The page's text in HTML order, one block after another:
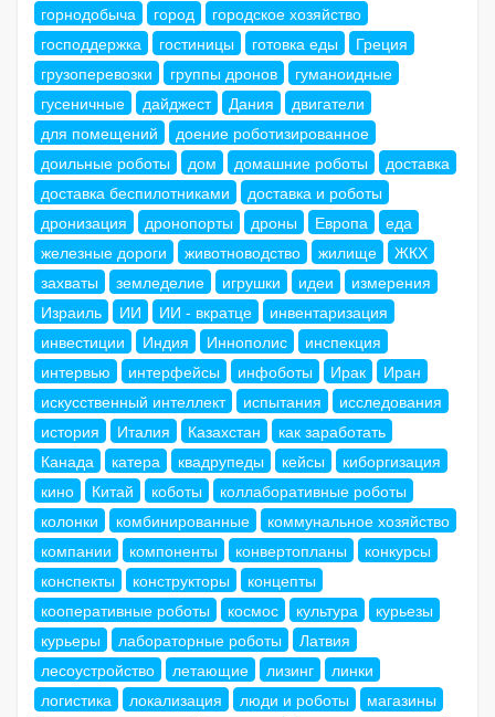
горнодобыча
город
городское хозяйство
господдержка
гостиницы готовка еды
Греция
грузоперевозки
группы дронов
гуманоидные
гусеничные
дайджест Дания
двигатели
для помещений
доение роботизированное
доильные роботы
дом домашние роботы
доставка
доставка беспилотниками
доставка и роботы
дронизация
дронопорты дроны Европа
еда
железные дороги
животноводство жилище
ЖКХ
захваты
земледелие игрушки идеи
измерения
Израиль
ИИ ИИ - вкратце
инвентаризация
инвестиции
Индия Иннополис
инспекция
интервью
интерфейсы инфоботы Ирак
Иран
искусственный интеллект
испытания
исследования
история
Италия Казахстан
как заработать
Канада
катера квадрупеды кейсы
киборгизация
кино
Китай коботы
коллаборативные роботы
колонки
комбинированные
коммунальное хозяйство
компании
компоненты конвертопланы
конкурсы
конспекты
конструкторы
концепты
кооперативные роботы
космос культура
курьезы
курьеры
лабораторные роботы
Латвия
лесоустройство
летающие лизинг
линки
логистика
локализация люди и роботы
магазины